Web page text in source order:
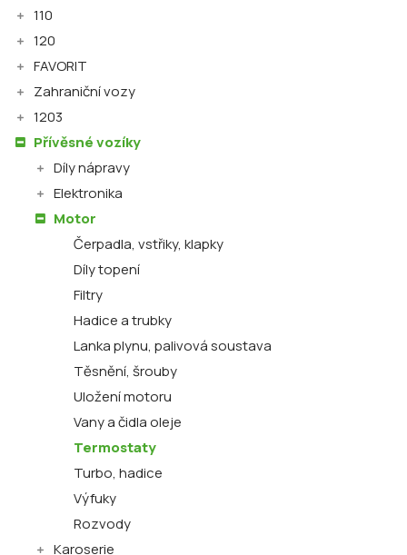
110
120
FAVORIT
Zahraniční vozy
1203
Přívěsné vozíky
Díly nápravy
Elektronika
Motor
Čerpadla, vstřiky, klapky
Díly topení
Filtry
Hadice a trubky
Lanka plynu, palivová soustava
Těsnění, šrouby
Uložení motoru
Vany a čidla oleje
Termostaty
Turbo, hadice
Výfuky
Rozvody
Karoserie